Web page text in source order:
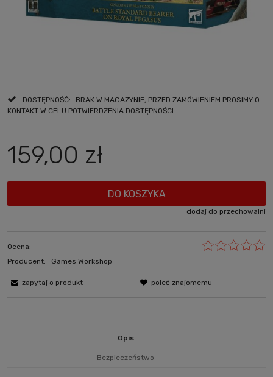
DOSTĘPNOŚĆ:
BRAK W MAGAZYNIE, PRZED ZAMÓWIENIEM PROSIMY O
KONTAKT W CELU POTWIERDZENIA DOSTĘPNOŚCI
159,00 zł
DO KOSZYKA
dodaj do przechowalni
Ocena:
Producent:
Games Workshop
zapytaj o produkt poleć znajomemu
Opis
Bezpieczeństwo